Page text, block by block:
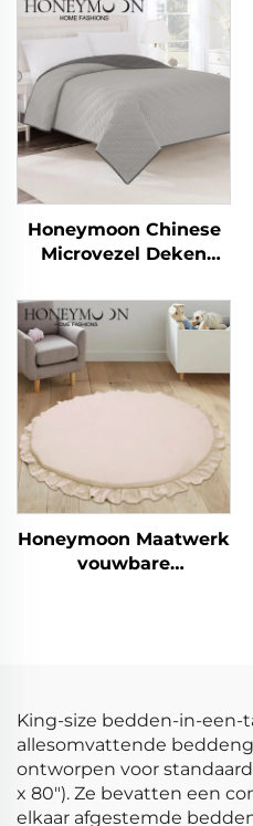
Honeymoon Chinese
Microvezel Deken
Dekbedovertrekken
Honeymoon Maatwerk
vouwbare
King-size bedden-in-een-
allesomvattende
ontworpen voor
x 80"). Ze bevatten een
elkaar afgestemde